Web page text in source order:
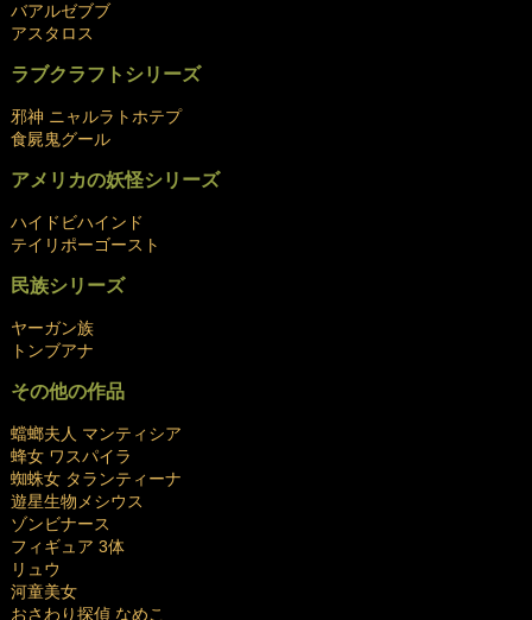
バアルゼブブ
アスタロス
ラブクラフトシリーズ
邪神 ニャルラトホテプ
食屍鬼グール
アメリカの妖怪シリーズ
ハイドビハインド
テイリポーゴースト
民族シリーズ
ヤーガン族
トンブアナ
その他の作品
蟷螂夫人 マンティシア
蜂女 ワスパイラ
蜘蛛女 タランティーナ
遊星生物メシウス
ゾンビナース
フィギュア 3体
リュウ
河童美女
おさわり探偵 なめこ